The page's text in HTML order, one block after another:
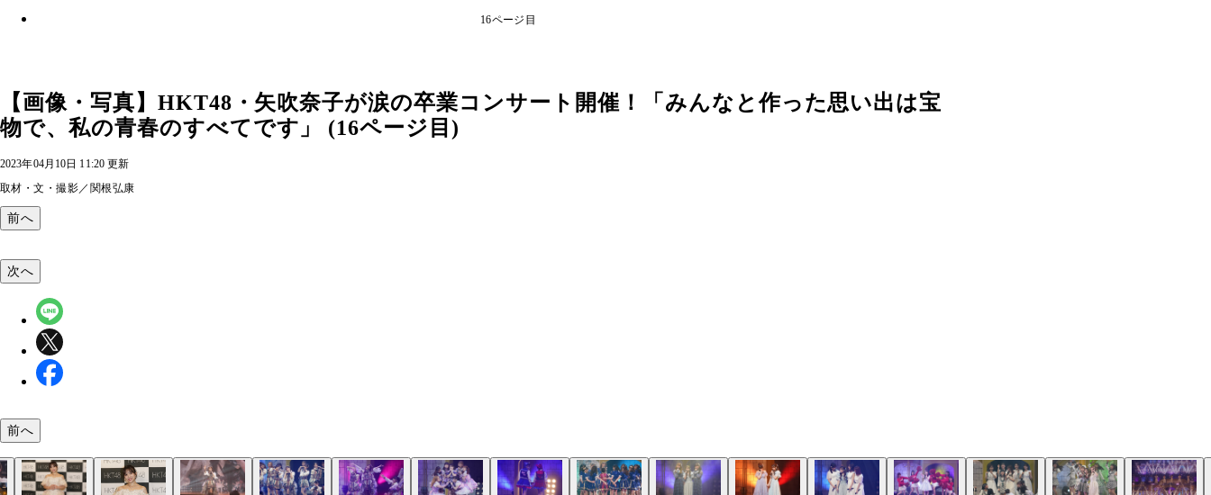
16ページ目
【画像・写真】HKT48・矢吹奈子が涙の卒業コンサート開催！「みんなと作った思い出は宝
物で、私の青春のすべてです」 (16ページ目)
2023年04月10日 11:20 更新
取材・文・撮影／関根弘康
前へ
次へ
前へ